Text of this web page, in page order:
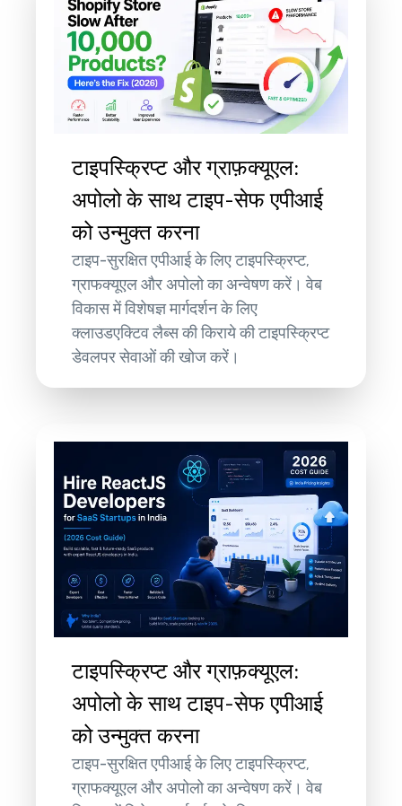
टाइपस्क्रिप्ट और ग्राफ़क्यूएल:
अपोलो के साथ टाइप-सेफ एपीआई
को उन्मुक्त करना
टाइप-सुरक्षित एपीआई के लिए टाइपस्क्रिप्ट,
ग्राफक्यूएल और अपोलो का अन्वेषण करें। वेब
विकास में विशेषज्ञ मार्गदर्शन के लिए
क्लाउडएक्टिव लैब्स की किराये की टाइपस्क्रिप्ट
डेवलपर सेवाओं की खोज करें।
टाइपस्क्रिप्ट और ग्राफ़क्यूएल:
अपोलो के साथ टाइप-सेफ एपीआई
को उन्मुक्त करना
टाइप-सुरक्षित एपीआई के लिए टाइपस्क्रिप्ट,
ग्राफक्यूएल और अपोलो का अन्वेषण करें। वेब